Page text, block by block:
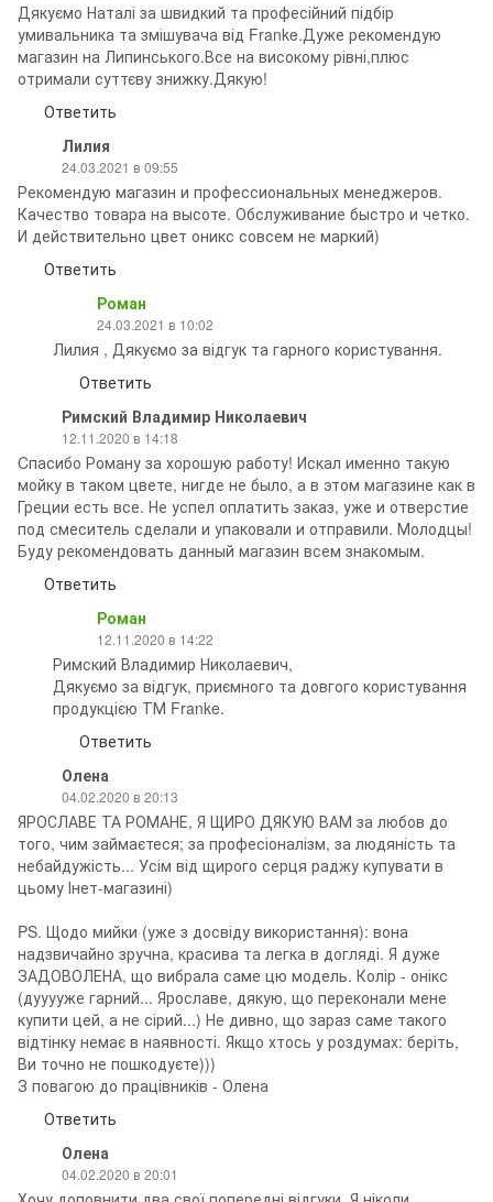
Дякуємо Наталі за швидкий та професійний підбір
умивальника та змішувача від Franke.Дуже рекомендую
магазин на Липинського.Все на високому рівні,плюс
отримали суттєву знижку.Дякую!
Ответить
Лилия
24.03.2021 в 09:55
Рекомендую магазин и профессиональных менеджеров.
Качество товара на высоте. Обслуживание быстро и четко.
И действительно цвет оникс совсем не маркий)
Ответить
Роман
24.03.2021 в 10:02
Лилия , Дякуємо за відгук та гарного користування.
Ответить
Римский Владимир Николаевич
12.11.2020 в 14:18
Cпасибо Роману за хорошую работу! Искал именно такую
мойку в таком цвете, нигде не было, а в этом магазине как в
Греции есть все. Не успел оплатить заказ, уже и отверстие
под смеситель сделали и упаковали и отправили. Молодцы!
Буду рекомендовать данный магазин всем знакомым.
Ответить
Роман
12.11.2020 в 14:22
Римский Владимир Николаевич,
Дякуємо за відгук, приємного та довгого користування
продукцією ТМ Franke.
Ответить
Олена
04.02.2020 в 20:13
ЯРОСЛАВЕ ТА РОМАНЕ, Я ЩИРО ДЯКУЮ ВАМ за любов до
того, чим займаєтеся; за професіоналізм, за людяність та
небайдужість... Усім від щирого серця раджу купувати в
цьому Інет-магазині)
PS. Щодо мийки (уже з досвіду використання): вона
надзвичайно зручна, красива та легка в догляді. Я дуже
ЗАДОВОЛЕНА, що вибрала саме цю модель. Колір - онікс
(дууууже гарний... Ярославе, дякую, що переконали мене
купити цей, а не сірий...) Не дивно, що зараз саме такого
відтінку немає в наявності. Якщо хтось у роздумах: беріть,
Ви точно не пошкодуєте)))
З повагою до працівників - Олена
Ответить
Олена
04.02.2020 в 20:01